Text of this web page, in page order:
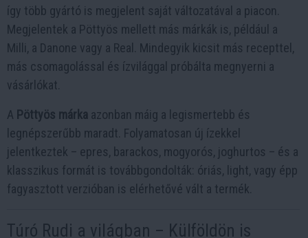
így több gyártó is megjelent saját változatával a piacon.
Megjelentek a Pöttyös mellett más márkák is, például a
Milli, a Danone vagy a Real. Mindegyik kicsit más recepttel,
más csomagolással és ízvilággal próbálta megnyerni a
vásárlókat.
A Pöttyös márka azonban máig a legismertebb és
legnépszerűbb maradt. Folyamatosan új ízekkel
jelentkeztek – epres, barackos, mogyorós, joghurtos – és a
klasszikus formát is továbbgondolták: óriás, light, vagy épp
fagyasztott verzióban is elérhetővé vált a termék.
Túró Rudi a világban – Külföldön is